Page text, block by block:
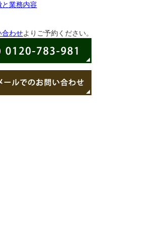
業務内容
合わせよりご予約ください。